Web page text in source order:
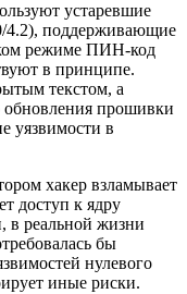
устаревшие
4.2), поддерживающие
режиме ПИН-код
в принципе.
текстом, а
обновления прошивки
уязвимости в
хакер взламывает
доступ к ядру
в реальной жизни
бы
нулевого
иные риски.